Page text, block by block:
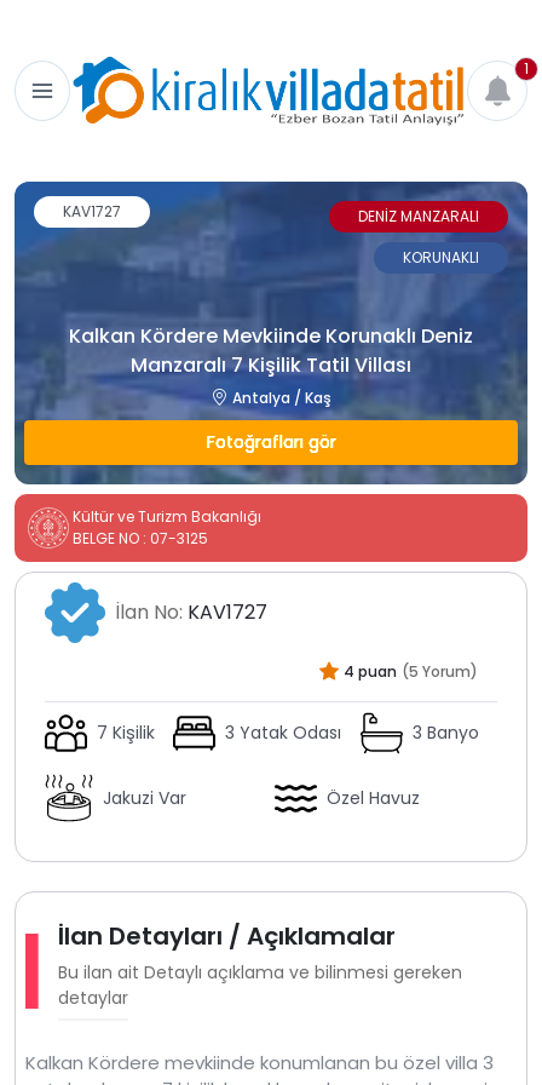
1
Kalkan Kördere Mevkiinde Korunaklı Deniz
Manzaralı 7 Kişilik Tatil Villası
Antalya / Kaş
Fotoğrafları gör
KAV1727
DENİZ MANZARALI
KORUNAKLI
Kültür ve Turizm Bakanlığı
BELGE NO : 07-3125
İlan No: KAV1727
4 puan (5 Yorum)
7 Kişilik 3 Yatak Odası 3 Banyo
Jakuzi Var Özel Havuz
İlan Detayları / Açıklamalar
Bu ilan ait Detaylı açıklama ve bilinmesi gereken
detaylar
Kalkan Kördere mevkiinde konumlanan bu özel villa 3